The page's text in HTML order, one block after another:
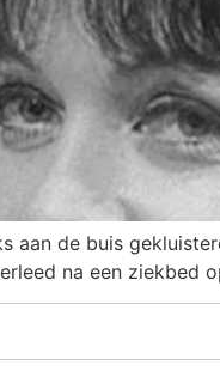
aan de buis
na een ziekbed